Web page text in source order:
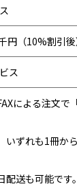
円（10%割引
ス
による注文で
いずれも1冊か
送も可能です。